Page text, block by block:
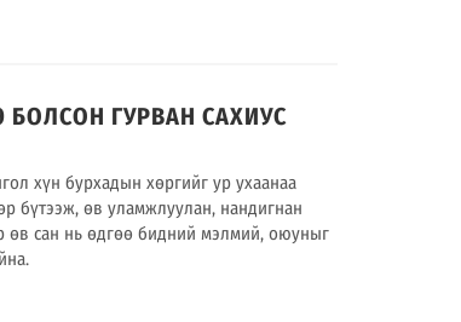
БОЛСОН ГУРВАН САХИУС
хүн бурхадын хөргийг ур ухаанаа
бүтээж, өв уламжлуулан, нандигнан
өв сан нь өдгөө бидний мэлмий, оюуныг